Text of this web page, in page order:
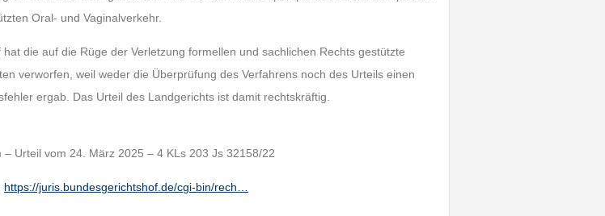
Oral- und Vaginalverkehr.
die auf die Rüge der Verletzung formellen und sachlichen Rechts gestützte
verworfen, weil weder die Überprüfung des Verfahrens noch des Urteils einen
ergab. Das Urteil des Landgerichts ist damit rechtskräftig.
– Urteil vom 24. März 2025 – 4 KLs 203 Js 32158/22
https://juris.bundesgerichtshof.de/cgi-bin/rech…